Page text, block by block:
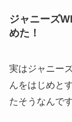
ジャニーズ
めた！
実はジャニー
んをはじめと
たそうなんで